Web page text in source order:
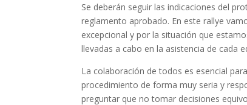
Se deberán seguir las indicaciones del
reglamento aprobado. En este rallye
excepcional y por la situación que
llevadas a cabo en la asistencia de cada
La colaboración de todos es esencial
procedimiento de forma muy seria y
preguntar que no tomar decisiones